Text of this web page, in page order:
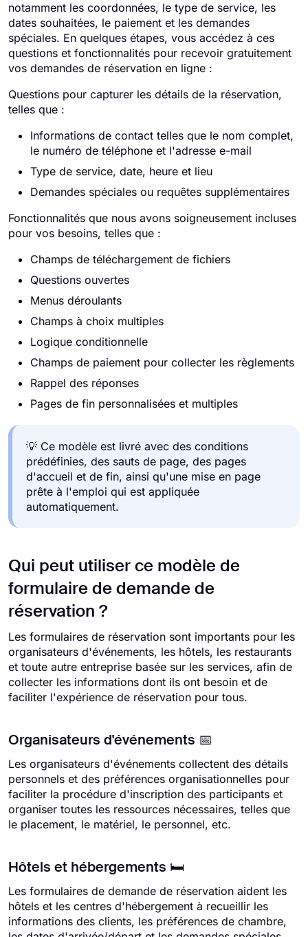
notamment les coordonnées, le type de service, les
dates souhaitées, le paiement et les demandes
spéciales. En quelques étapes, vous accédez à ces
questions et fonctionnalités pour recevoir gratuitement
vos demandes de réservation en ligne :
Questions pour capturer les détails de la réservation,
telles que :
Informations de contact telles que le nom complet,
le numéro de téléphone et l'adresse e-mail
Type de service, date, heure et lieu
Demandes spéciales ou requêtes supplémentaires
Fonctionnalités que nous avons soigneusement incluses
pour vos besoins, telles que :
Champs de téléchargement de fichiers
Questions ouvertes
Menus déroulants
Champs à choix multiples
Logique conditionnelle
Champs de paiement pour collecter les règlements
Rappel des réponses
Pages de fin personnalisées et multiples
💡 Ce modèle est livré avec des conditions
prédéfinies, des sauts de page, des pages
d'accueil et de fin, ainsi qu'une mise en page
prête à l'emploi qui est appliquée
automatiquement.
Qui peut utiliser ce modèle de
formulaire de demande de
réservation ?
Les formulaires de réservation sont importants pour les
organisateurs d'événements, les hôtels, les restaurants
et toute autre entreprise basée sur les services, afin de
collecter les informations dont ils ont besoin et de
faciliter l'expérience de réservation pour tous.
Organisateurs d'événements 📅
Les organisateurs d'événements collectent des détails
personnels et des préférences organisationnelles pour
faciliter la procédure d'inscription des participants et
organiser toutes les ressources nécessaires, telles que
le placement, le matériel, le personnel, etc.
Hôtels et hébergements 🛏️
Les formulaires de demande de réservation aident les
hôtels et les centres d'hébergement à recueillir les
informations des clients, les préférences de chambre,